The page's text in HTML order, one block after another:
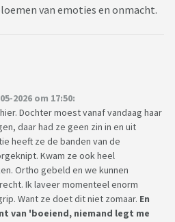
van emoties en onmacht.
2026 om 17:50:
Dochter moest vanaf vandaag haar
daar had ze geen zin in en uit
heeft ze de banden van de
Kwam ze ook heel
Ortho gebeld en we kunnen
Ik laveer momenteel enorm
Want ze doet dit niet zomaar. En
van 'boeiend, niemand legt me